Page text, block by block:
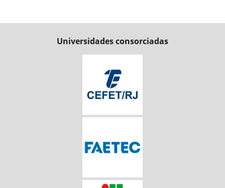
Universidades consorciadas